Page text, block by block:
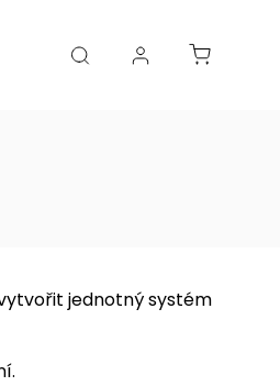
skleničky Akce
jednotný systém